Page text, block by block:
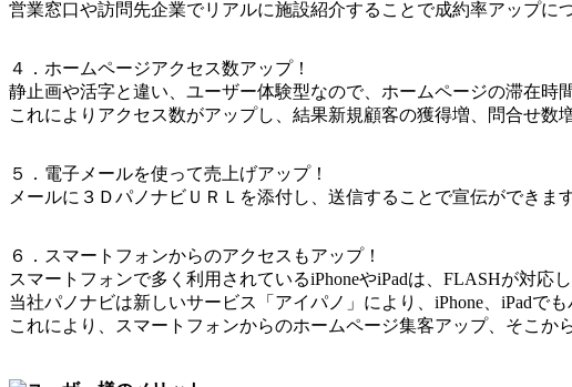
営業窓口や訪問先企業でリアルに施設紹介することで成約率アップに
４．ホームページアクセス数アップ！
静止画や活字と違い、ユーザー体験型なので、ホームページの滞在時
これによりアクセス数がアップし、結果新規顧客の獲得増、問合せ数
５．電子メールを使って売上げアップ！
メールに３ＤパノナビＵＲＬを添付し、送信することで宣伝ができます
６．スマートフォンからのアクセスもアップ！
スマートフォンで多く利用されているiPhoneやiPadは、FLASHが対応し
当社パノナビは新しいサービス「アイパノ」により、iPhone、iPadで
これにより、スマートフォンからのホームページ集客アップ、そこか